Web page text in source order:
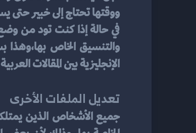
ووقتها تحتاج إلى خبير حتى
الإنجليزية بين المقالات
تعديل الملفات الأخرى